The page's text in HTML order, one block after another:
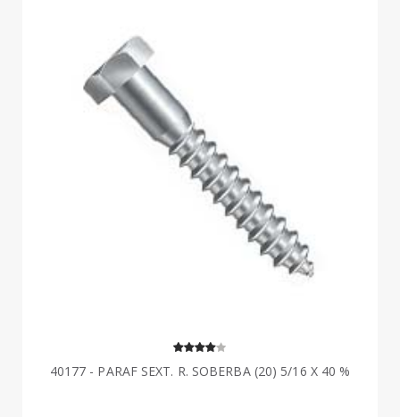
40177 - PARAF SEXT. R. SOBERBA (20) 5/16 X 40 %